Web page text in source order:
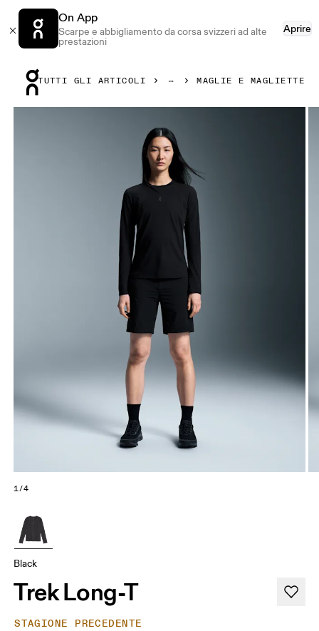
On App
Scarpe e abbigliamento da corsa svizzeri ad alte
prestazioni
Aprire
TUTTI GLI ARTICOLI MAGLIE E MAGLIETTE
1/4
Black
Trek Long-T
STAGIONE PRECEDENTE